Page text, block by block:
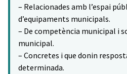
– Relacionades amb l’espai
d’equipaments municipals.
– De competència municipal i
municipal.
– Concretes i que donin
determinada.